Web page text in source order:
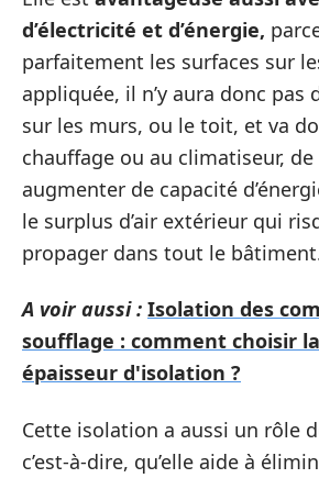
d’électricité et d’énergie,
parfaitement les surfaces sur
appliquée, il n’y aura donc pas
sur les murs, ou le toit, et va
chauffage ou au climatiseur, de
augmenter de capacité
le surplus d’air extérieur qui
propager dans tout le
A voir aussi : Isolation des
soufflage : comment choisir
épaisseur d'isolation ?
Cette isolation a aussi un rôle
c’est-à-dire, qu’elle aide à